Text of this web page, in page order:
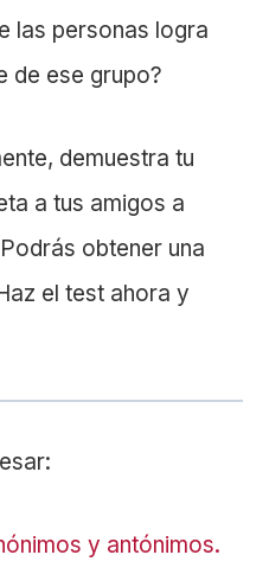
las personas logra
de ese grupo?
demuestra tu
a tus amigos a
obtener una
el test ahora y
y antónimos.